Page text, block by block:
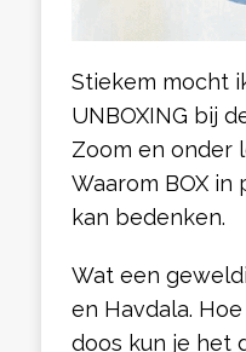
Stiekem mocht
UNBOXING bij
Zoom en onder
Waarom BOX
kan bedenken.
Wat een
en Havdala.
doos kun je het